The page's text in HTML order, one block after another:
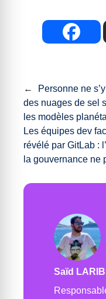
←
Personne ne
des nuages de sel
les modèles
Les équipes dev
révélé par GitLab :
la gouvernance ne
Saïd LARIBI